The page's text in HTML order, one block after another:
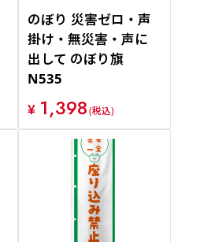
のぼり 災害ゼロ・声
掛け・無災害・声に
出して のぼり旗
N535
¥ 1,398(税込)